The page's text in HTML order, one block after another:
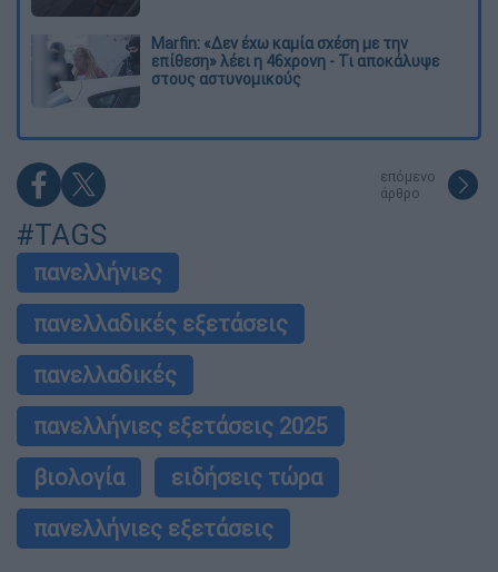
Marfin: «Δεν έχω καμία σχέση με την
επίθεση» λέει η 46χρονη - Τι αποκάλυψε
στους αστυνομικούς
επόμενο
άρθρο
#TAGS
πανελλήνιες
πανελλαδικές εξετάσεις
πανελλαδικές
πανελλήνιες εξετάσεις 2025
βιολογία
ειδήσεις τώρα
πανελλήνιες εξετάσεις